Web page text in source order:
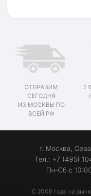
ОТПРАВИМ
СЕГОДНЯ
ИЗ МОСКВЫ ПО
ВСЕЙ РФ
2
г. Москва,
Тел.: +7 (495)
Пн-Сб с
С 2006 года на